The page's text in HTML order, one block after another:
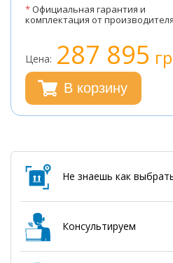
*Официальная гарантия и
комплектация от производителя
Цена: 287 895
В корзину
Не знаешь как
Консультируем